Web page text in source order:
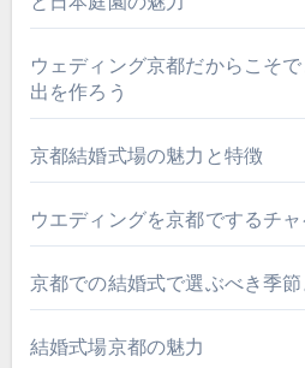
ウェディング京都だからこそ
出を作ろう
京都結婚式場の魅力と特徴
ウエディングを京都でするチ
京都での結婚式で選ぶべき季節
結婚式場京都の魅力